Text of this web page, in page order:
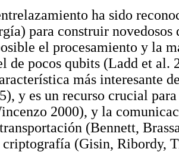
ha sido
para construir
el procesamiento y la
de pocos qubits (Ladd et al.
más interesante
y es un recurso crucial
2000), y la
(Bennett,
(Gisin, Ribordy,